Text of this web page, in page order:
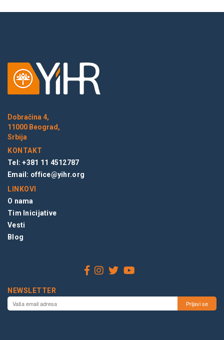
Dobračina 4,
11000 Beograd,
Srbija
KONTAKT
Tel: +381 11 4512787
Email: office@yihr.org
LINKOVI
O nama
Tim Inicijative
Vesti
Blog
NEWSLETTER